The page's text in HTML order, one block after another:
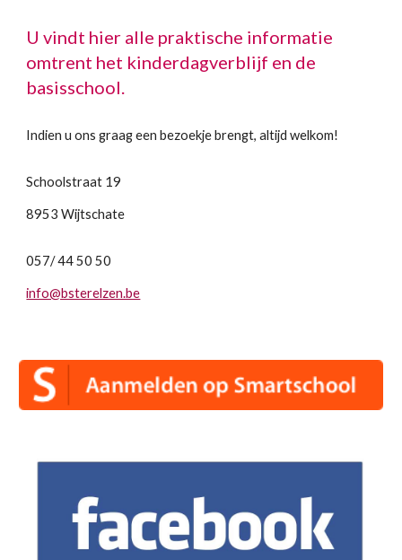
U vindt hier alle praktische informatie
omtrent het kinderdagverblijf en de
basisschool.
Indien u ons graag een bezoekje brengt, altijd welkom!
Schoolstraat 19
8953 Wijtschate
057/ 44 50 50
info@bsterelzen.be